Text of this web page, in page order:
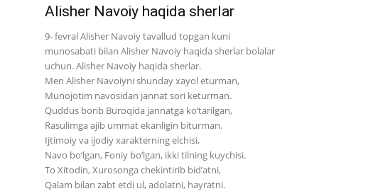
Alisher Navoiy haqida sherlar
9- fevral Alisher Navoiy tavallud topgan kuni
munosabati bilan Alisher Navoiy haqida sherlar bolalar
uchun. Alisher Navoiy haqida sherlar.
Men Alisher Navoiyni shunday xayol eturman,
Munojotim navosidan jannat sori keturman.
Quddus borib Buroqida jannatga ko‘tarilgan,
Rasulimga ajib ummat ekanligin biturman.
Ijtimoiy va ijodiy xarakterning elchisi,
Navo bo‘lgan, Foniy bo‘lgan, ikki tilning kuychisi.
To Xitodin, Xurosonga chekintirib bid’atni,
Qalam bilan zabt etdi ul, adolatni, hayratni.